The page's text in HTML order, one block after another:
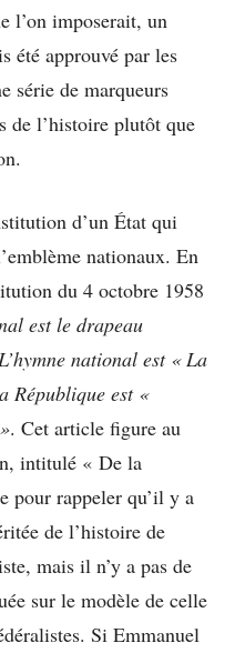
l’on imposerait, un
été approuvé par les
série de marqueurs
de l’histoire plutôt que
d’un État qui
nationaux. En
du 4 octobre 1958
est le drapeau
national est « La
République est «
. Cet article figure au
intitulé « De la
pour rappeler qu’il y a
de l’histoire de
mais il n’y a pas de
sur le modèle de celle
Si Emmanuel